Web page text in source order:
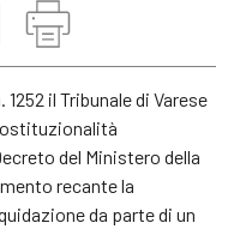
il Tribunale di Varese
del Ministero della
recante la
da parte di un